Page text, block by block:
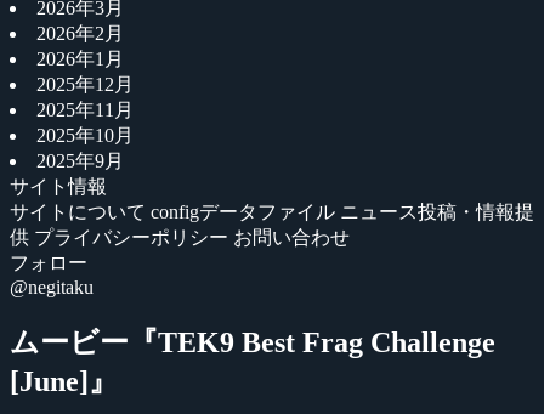
2026年3月
2026年2月
2026年1月
2025年12月
2025年11月
2025年10月
2025年9月
サイト情報
サイトについて configデータファイル ニュース投稿・情報提
供 プライバシーポリシー お問い合わせ
フォロー
@negitaku
ムービー『TEK9 Best Frag Challenge
[June]』